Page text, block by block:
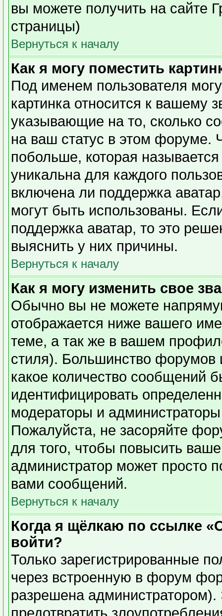
вы можете получить на сайте
страницы)
Вернуться к началу
Как я могу поместить
Под именем пользователя
картинка относится к вашему
указывающие на то, сколько
на ваш статус в этом форуме.
побольше, которая
уникальна для каждого
включена ли поддержка
могут быть использованы.
поддержка аватар, то это
выяснить у них причины.
Вернуться к началу
Как я могу изменить свое
Обычно вы не можете
отображается ниже вашего
теме, а так же в вашем
стиля). Большинство форумов
какое количество сообщений
идентифицировать
модераторы и
Пожалуйста, не засоряйте
для того, чтобы повысить
администратор может просто
вами сообщений.
Вернуться к началу
Когда я щёлкаю по ссылке
войти?
Только зарегистрированные
через встроенную в форум
разрешена